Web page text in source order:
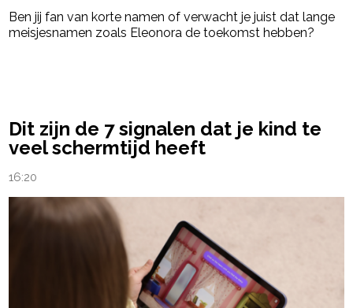
Ben jij fan van korte namen of verwacht je juist dat lange
meisjesnamen zoals Eleonora de toekomst hebben?
Dit zijn de 7 signalen dat je kind te
veel schermtijd heeft
16:20